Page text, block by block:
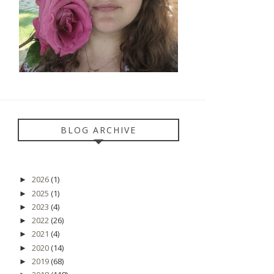
BLOG ARCHIVE
► 2026(1)
► 2025 (1)
► 2023 (4)
► 2022(26)
► 2021 (4)
► 2020(14)
► 2019(68)